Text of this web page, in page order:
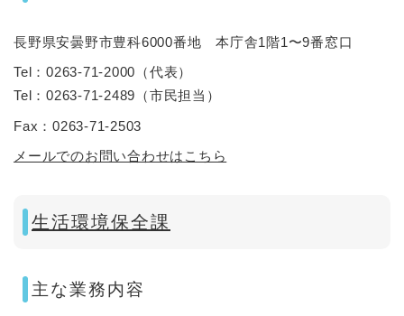
長野県安曇野市豊科6000番地 本庁舎1階1〜9番窓口
Tel：0263-71-2000 （代表）
Tel：0263-71-2489 （市民担当 ）
Fax：0263-71-2503
メールでのお問い合わせはこちら
生活環境保全課
主な業務内容